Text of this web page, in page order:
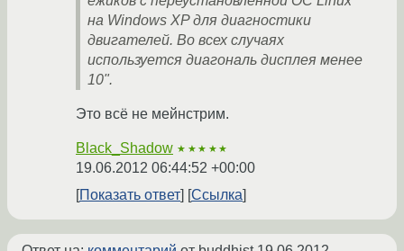
на Windows XP для диагностики
двигателей. Во всех случаях
используется диагональ дисплея менее
10".
Это всё не мейнстрим.
Black_Shadow ★★★★★
19.06.2012 06:44:52 +00:00
Показать ответ
Ссылка